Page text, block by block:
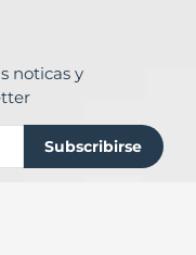
noticas y
Subscribirse